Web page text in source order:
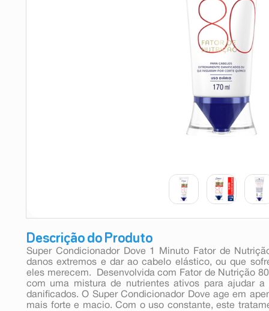
Descrição do Produto
Super Condicionador Dove 1 Minuto Fator de
danos extremos e dar ao cabelo elástico, ou que
eles merecem. Desenvolvida com Fator de Nutrição
com uma mistura de nutrientes ativos para ajudar a
danificados. O Super Condicionador Dove age em
mais forte e macio. Com o uso constante, este
absorvente
shampoo